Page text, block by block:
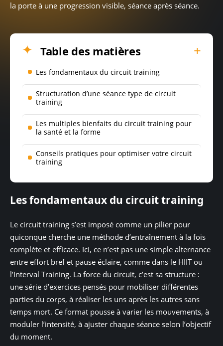
la porte à une progression visible, séance après séance.
Table des matières
Les fondamentaux du circuit training
Structuration d’une séance type de circuit
training
Les multiples bienfaits du circuit training pour
la santé et la forme
Conseils pratiques pour optimiser votre circuit
training
Les fondamentaux du circuit training
Le circuit training s’est imposé comme un pilier pour
quiconque cherche une méthode d’entraînement à la fois
complète et efficace. Ici, ce n’est pas une simple alternance
entre effort bref et pause éclaire, comme dans le HIIT ou
l’Interval Training. La force du circuit, c’est sa structure :
une série d’exercices pensés pour mobiliser différentes
parties du corps, à réaliser les uns après les autres sans
temps mort. Ce format pousse à varier les mouvements, à
moduler l’intensité, à ajuster chaque séance selon l’objectif
du moment.